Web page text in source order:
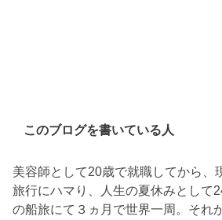
このブログを書いている人
美容師として20歳で就職してから、
旅行にハマり、人生の夏休みとして
の船旅にて３ヵ月で世界一周。それ